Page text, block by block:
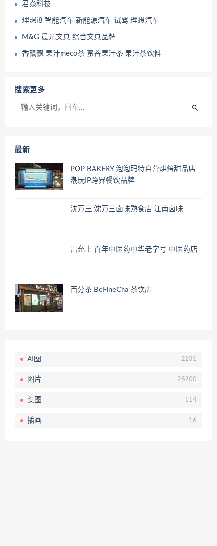
君焱科技
理想i8 智能汽车 新能源汽车 试驾 理想汽车
M&G 晨光文具 综合文具品牌
香飘飘 果汁meco茶 蜜谷果汁茶 果汁茶饮料
搜索更多
最新
POP BAKERY 泡泡玛特自营烘焙甜品店
潮玩IP跨界餐饮品牌
沈万三 沈万三卤味熟食店 江南卤味
雷允上 百年中医药中华老字号 中医药店
百分茶 BeFineCha 茶饮店
AI图 2231
图片 28200
头图 114
插画 16